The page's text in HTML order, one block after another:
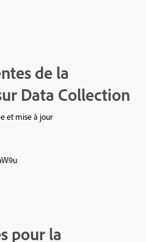
de la
Data Collection
et mise à jour
pour la